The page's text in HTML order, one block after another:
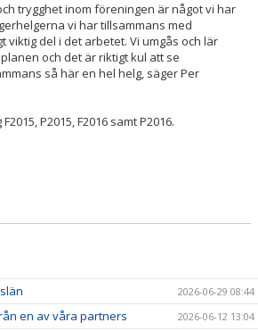
trygghet inom föreningen är något vi har
vi har tillsammans med
viktig del i det arbetet. Vi umgås och lär
och det är riktigt kul att se
så här en hel helg, säger Per
P2015, F2016 samt P2016.
2026-06-29 08:44
en av våra partners 2026-06-12 13:04